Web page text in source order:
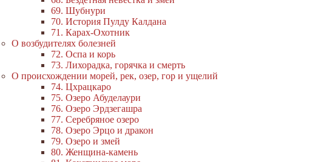
69. Шубнури
70. История Пулду Калдана
71. Карах-Охотник
О возбудителях болезней
72. Оспа и корь
73. Лихорадка, горячка и смерть
О происхождении морей, рек, озер, гор и ущелий
74. Цхрацкаро
75. Озеро Абуделаури
76. Озеро Эрдзегашра
77. Серебряное озеро
78. Озеро Эрцо и дракон
79. Озеро и змей
80. Женщина-камень